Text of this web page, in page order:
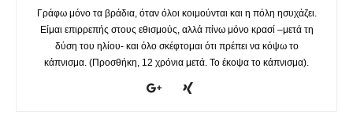
Γράφω μόνο τα βράδια, όταν όλοι κοιμούνται και η πόλη ησυχάζει.
Είμαι επιρρεπής στους εθισμούς, αλλά πίνω μόνο κρασί –μετά τη
δύση του ηλίου- και όλο σκέφτομαι ότι πρέπει να κόψω το
κάπνισμα. (Προσθήκη, 12 χρόνια μετά. Το έκοψα το κάπνισμα).